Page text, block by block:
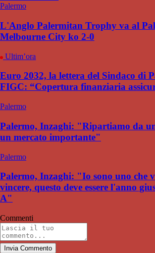
Palermo
L'Anglo Palermitan Trophy va al
Melbourne City ko 2-0
Ultim’ora
Euro 2032, la lettera del Sindaco di
FIGC: “Copertura finanziaria
Palermo
Palermo, Inzaghi: "Ripartiamo da
un mercato importante"
Palermo
Palermo, Inzaghi: "Io sono uno che
vincere, questo deve essere l'anno
A"
Commenti
Invia Commento